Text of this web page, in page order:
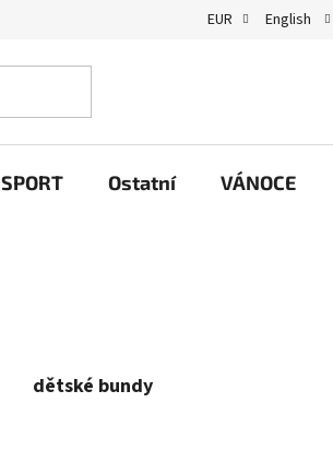
GDPREUR English
SPORT Ostatní VÁNOCE
dětské bundy